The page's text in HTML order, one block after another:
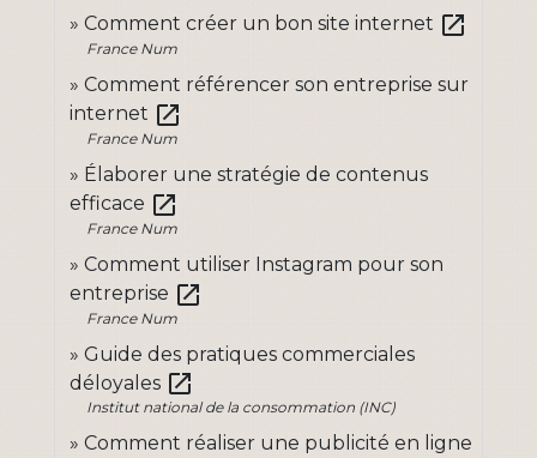
Comment créer un bon site internet open_in_new
France Num
Comment référencer son entreprise sur
internet open_in_new
France Num
Élaborer une stratégie de contenus
efficace open_in_new
France Num
Comment utiliser Instagram pour son
entreprise open_in_new
France Num
Guide des pratiques commerciales
déloyales open_in_new
Institut national de la consommation (INC)
Comment réaliser une publicité en ligne